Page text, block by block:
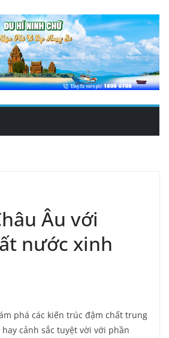
Âu với
nước xinh
phá các kiến trúc đậm chất trung
cảnh sắc tuyệt vời với phần